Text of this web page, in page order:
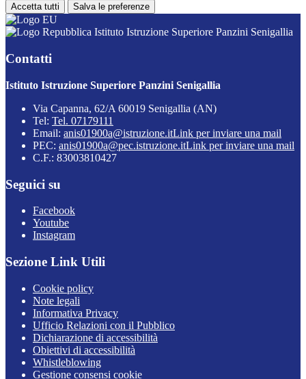
Accetta tutti Salva le preferenze
Istituto Istruzione Superiore Panzini Senigallia
Contatti
Istituto Istruzione Superiore Panzini Senigallia
Via Capanna, 62/A 60019 Senigallia (AN)
Tel: Tel. 07179111
Email: anis01900a@istruzione.itLink per inviare una mail
PEC: anis01900a@pec.istruzione.itLink per inviare una mail
C.F.: 83003810427
Seguici su
Facebook
Youtube
Instagram
Sezione Link Utili
Cookie policy
Note legali
Informativa Privacy
Ufficio Relazioni con il Pubblico
Dichiarazione di accessibilità
Obiettivi di accessibilità
Whistleblowing
Gestione consensi cookie